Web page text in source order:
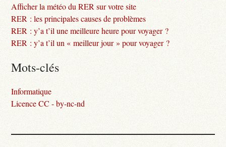
Afficher la météo du RER sur votre site
RER : les principales causes de problèmes
RER : y’a t’il une meilleure heure pour voyager ?
RER : y’a t’il un « meilleur jour » pour voyager ?
Mots-clés
Informatique
Licence CC - by-nc-nd